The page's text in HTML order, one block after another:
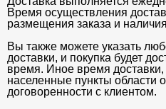
Время осуществления
размещения заказа и
Вы также можете указать
доставки, и покупка будет
время. Иное время
населенные пункты области
договоренности с клиентом.